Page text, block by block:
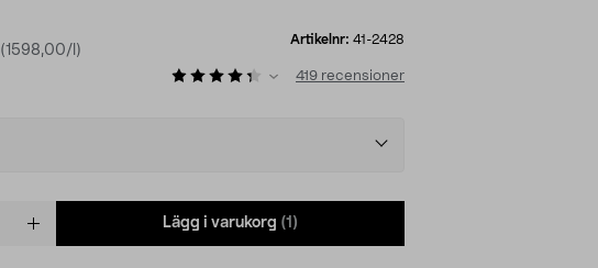
(1598,00/l)
Artikelnr: 41-2428
419 recensioner
Lägg i varukorg (1)